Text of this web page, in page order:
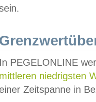
In PEGELONLINE
mittleren niedrigsten
einer Zeitspanne in